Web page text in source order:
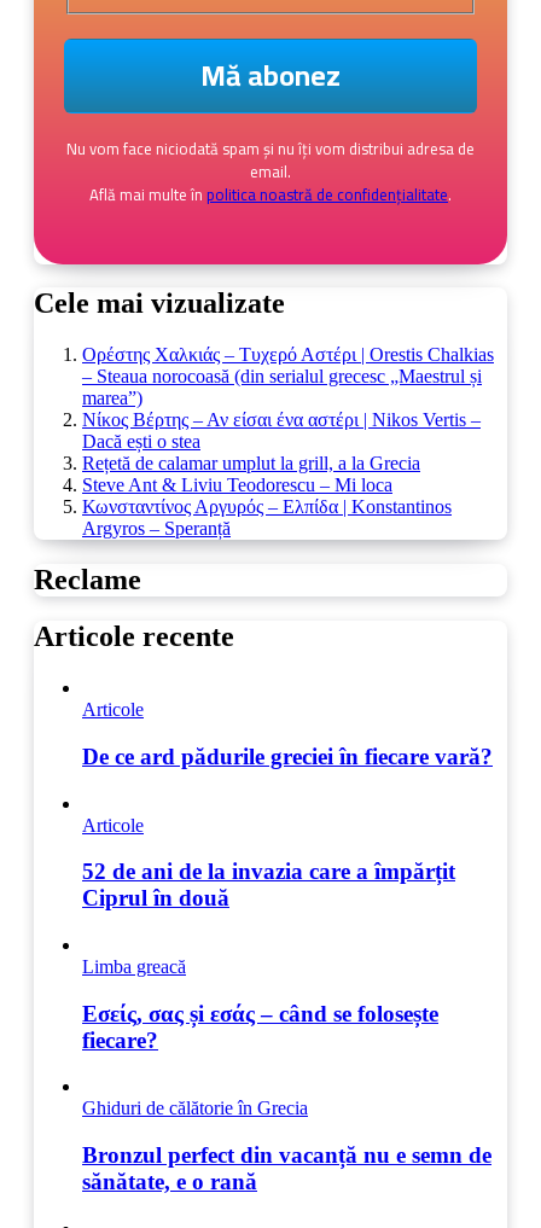
Nu vom face niciodată spam și nu îți vom distribui adresa de
email.
Află mai multe înpolitica noastră de confidențialitate.
Cele mai vizualizate
Ορέστης Χαλκιάς – Τυχερό Αστέρι | Orestis Chalkias
– Steaua norocoasă (din serialul grecesc „Maestrul și
marea”)
Νίκος Βέρτης – Αν είσαι ένα αστέρι | Nikos Vertis –
Dacă ești o stea
Rețetă de calamar umplut la grill, a la Grecia
Steve Ant & Liviu Teodorescu – Mi loca
Κωνσταντίνος Αργυρός – Ελπίδα | Konstantinos
Argyros – Speranță
Reclame
Articole recente
Articole
De ce ard pădurile greciei în fiecare vară?
Articole
52 de ani de la invazia care a împărțit
Ciprul în două
Limba greacă
Εσείς, σας și εσάς – când se folosește
fiecare?
Ghiduri de călătorie în Grecia
Bronzul perfect din vacanță nu e semn de
sănătate, e o rană